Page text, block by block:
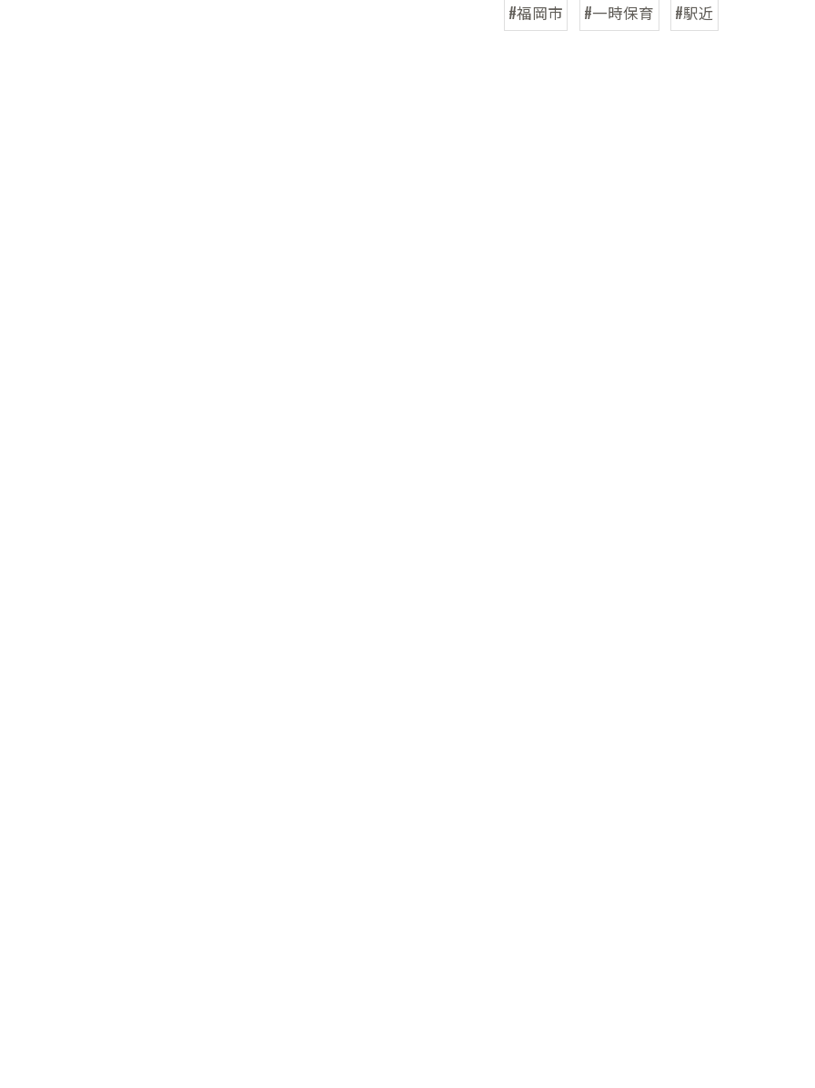
#福岡市 #一時保育 #駅近